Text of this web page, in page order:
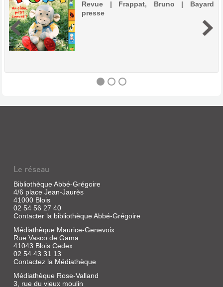
Revue | Frappat, Bruno | Bayard
presse
ANS
Revue
Frappat,
Bruno
Bayard
presse
POMME
Le réseau
Bibliothèque Abbé-Grégoire
4/6 place Jean-Jaurès
41000 Blois
02 54 56 27 40
Contacter la bibliothèque Abbé-Grégoire
Médiathèque Maurice-Genevoix
Rue Vasco de Gama
41043 Blois Cedex
02 54 43 31 13
Contactez la Médiathèque
Médiathèque Rose-Valland
3, rue du vieux moulin